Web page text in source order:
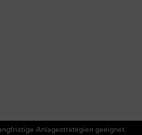
Anlagestrategien geeignet.